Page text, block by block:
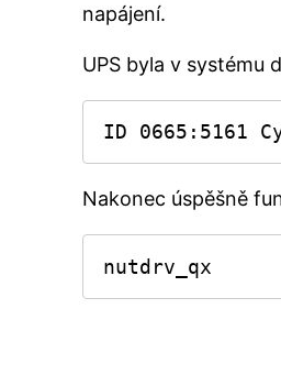
napájení.
UPS byla v systému
ID 0665:5161
Nakonec úspěšně
nutdrv_qx